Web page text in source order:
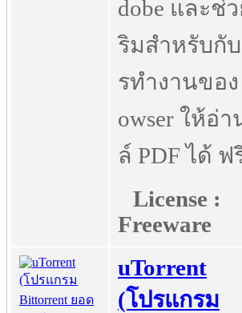
dobe และช่ว
ริมสำหรับกั
รทำงานขอ
owser ให้อ่า
ล์ PDF ได้ ฟ
License :
Freeware
uTorrent
(โปรแกรม